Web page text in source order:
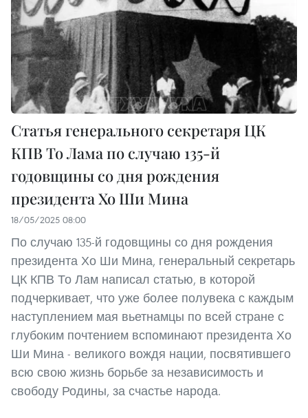
Статья генерального секретаря ЦК
КПВ То Лама по случаю 135-й
годовщины со дня рождения
президента Хо Ши Мина
18/05/2025 08:00
По случаю 135-й годовщины со дня рождения
президента Хо Ши Мина, генеральный секретарь
ЦК КПВ То Лам написал статью, в которой
подчеркивает, что уже более полувека с каждым
наступлением мая вьетнамцы по всей стране с
глубоким почтением вспоминают президента Хо
Ши Мина - великого вождя нации, посвятившего
всю свою жизнь борьбе за независимость и
свободу Родины, за счастье народа.